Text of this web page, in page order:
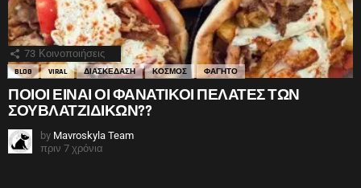
73 Κοινοποιήσεις
BLOG VIRAL ΔΙΑΣΚΕΔΑΣΗ ΚΟΣΜΟΣ ΦΑΓΗΤΟ
ΠΟΙΟΙ ΕΙΝΑΙ ΟΙ ΦΑΝΑΤΙΚΟΙ ΠΕΛΑΤΕΣ ΤΩΝ
ΣΟΥΒΛΑΤΖΙΔΙΚΩΝ??
by Mavroskyla Team
πριν 7 χρόνια